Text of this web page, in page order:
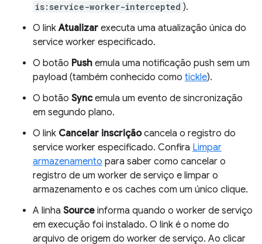
is:service-worker-intercepted ).
O linkAtualizar executa uma atualização única do
service worker especificado.
O botão Push emula uma notificação push sem um
payload (também conhecido como tickle).
O botão Syncemula um evento de sincronização
em segundo plano.
O link Cancelar inscriçãocancela o registro do
service worker especificado. Confira Limpar
armazenamento para saber como cancelar o
registro de um worker de serviço e limpar o
armazenamento e os caches com um único clique.
A linha Source informa quando o worker de serviço
em execução foi instalado. O link é o nome do
arquivo de origem do worker de serviço. Ao clicar